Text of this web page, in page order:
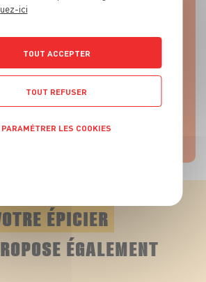
? Les flûtes à champagne sont les
pour les crémants et les proseccos.
le pétillant et permettent au
la colonne de bulles. Les
perceptibles.
ÉPICIER
ÉGALEMENT
ici
TOUT ACCEPTER
TOUT REFUSER
PARAMÉTRER LES COOKIES